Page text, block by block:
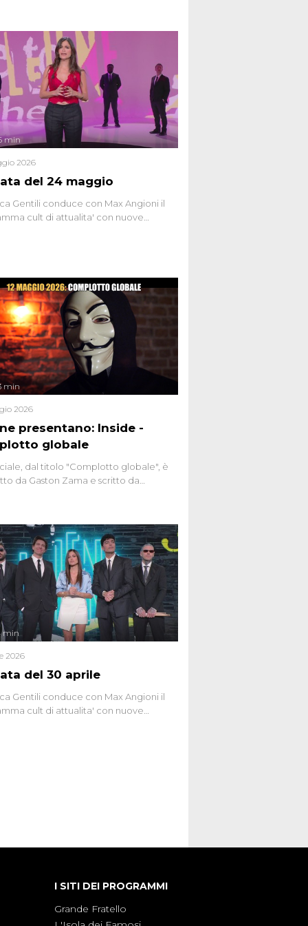
del 24 maggio
min
2026
Gentili conduce con Max Angioni il
cult di attualita' con nuove
presentano: Inside -
globale
min
2026
dal titolo "Complotto globale", è
da Gaston Zama e scritto da
dei sospetti globali e del
che negli ultimi anni hanno
network, talk show, piazze digitali
collettivo.
del 30 aprile
min
2026
Gentili conduce con Max Angioni il
cult di attualita' con nuove
I SITI DEI PROGRAMMI
Grande Fratello